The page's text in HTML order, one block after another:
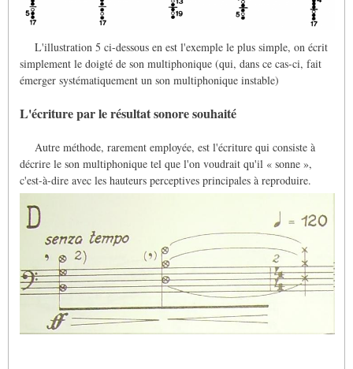
L'illustration 5 ci-dessous en est l'exemple le plus simple, on écrit
simplement le doigté de son multiphonique (qui, dans ce cas-ci, fait
émerger systématiquement un son multiphonique instable)
L'écriture par le résultat sonore souhaité
Autre méthode, rarement employée, est l'écriture qui consiste à
décrire le son multiphonique tel que l'on voudrait qu'il « sonne »,
c'est-à-dire avec les hauteurs perceptives principales à reproduire.